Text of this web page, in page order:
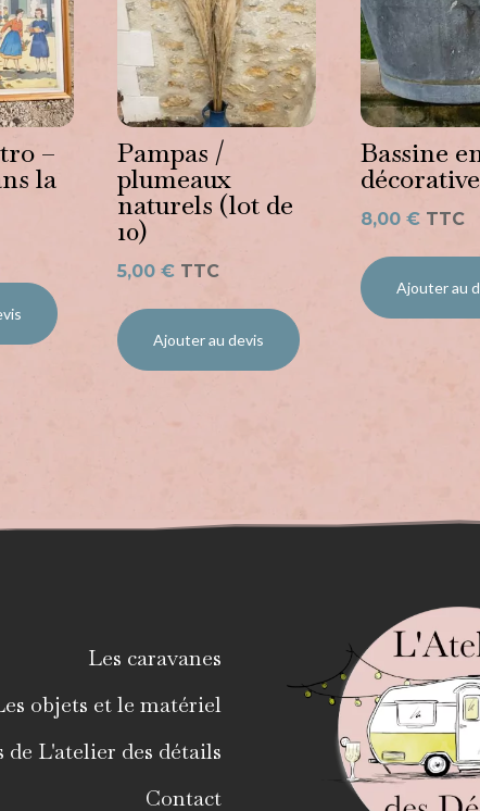
–
la
Pampas /
plumeaux
naturels (lot de
10)
5,00€ TTC
Ajouter au devis
Bassine
décorative
8,00 € TTC
Ajouter au
Les caravanes
objets et le matériel
de L'atelier des détails
Contact